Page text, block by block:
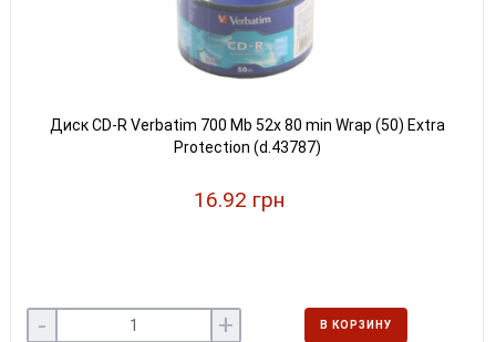
Диск CD-R Verbatim 700 Mb 52х 80 min Wrap (50) Extra
Protection (d.43787)
16.92 грн
- + В КОРЗИНУ